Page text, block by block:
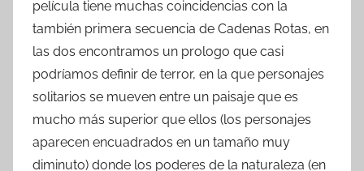
película tiene muchas coincidencias con la
también primera secuencia de Cadenas Rotas, en
las dos encontramos un prologo que casi
podríamos definir de terror, en la que personajes
solitarios se mueven entre un paisaje que es
mucho más superior que ellos (los personajes
aparecen encuadrados en un tamaño muy
diminuto) donde los poderes de la naturaleza (en